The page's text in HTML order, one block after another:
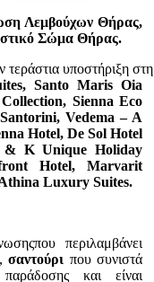
Λεμβούχων Θήρας,
Σώμα Θήρας.
υποστήριξη
Santo Maris Oia
Sienna Eco
Vedema – A
Hotel, De Sol Hotel
& K Unique Holiday
Hotel, Marvarit
Luxury Suites.
περιλαμβάνει
σαντούρι που συνιστά
και είναι